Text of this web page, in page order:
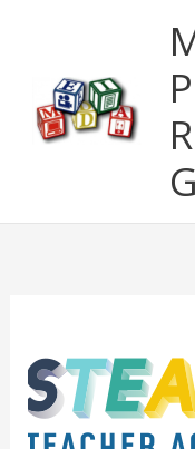
περιεχόμενο